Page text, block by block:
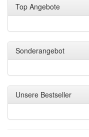
Top Angebote
Sonderangebot
Unsere Bestseller